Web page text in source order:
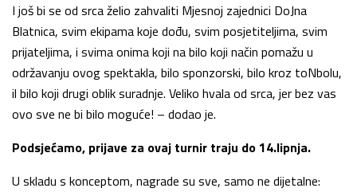
I još bi se od srca želio zahvaliti Mjesnoj zajednici DoJna
Blatnica, svim ekipama koje dođu, svim posjetiteljima, svim
prijateljima, i svima onima koji na bilo koji način pomažu u
održavanju ovog spektakla, bilo sponzorski, bilo kroz toNbolu,
il bilo koji drugi oblik suradnje. Veliko hvala od srca, jer bez vas
ovo sve ne bi bilo moguće! – dodao je.
Podsjećamo, prijave za ovaj turnir traju do 14.lipnja.
U skladu s konceptom, nagrade su sve, samo ne dijetalne: